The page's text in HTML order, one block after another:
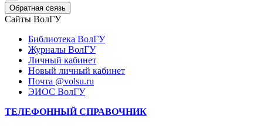
Обратная связь
Сайты ВолГУ
Библиотека ВолГУ
Журналы ВолГУ
Личный кабинет
Новый личный кабинет
Почта @volsu.ru
ЭИОС ВолГУ
ТЕЛЕФОННЫЙ СПРАВОЧНИК